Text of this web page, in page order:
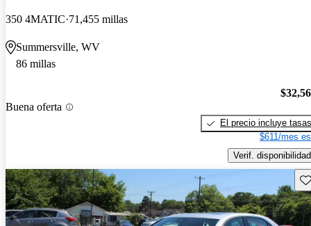
350 4MATIC 71,455 millas
Summersville, WV
86 millas
Buena oferta
El precio incluye tasas
$611/mes
Verif. disponibilidad